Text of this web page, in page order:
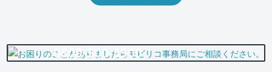
0800-500-5500